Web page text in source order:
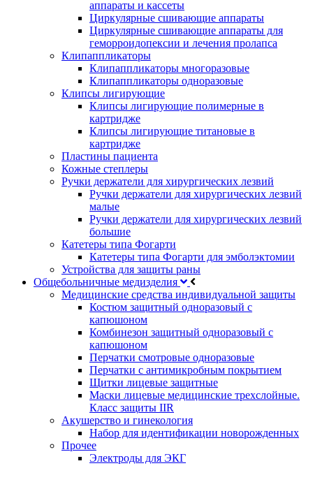
аппараты и кассеты
Циркулярные сшивающие аппараты
Циркулярные сшивающие аппараты для
геморроидопексии и лечения пролапса
Клипаппликаторы
Клипаппликаторы многоразовые
Клипаппликаторы одноразовые
Клипсы лигирующие
Клипсы лигирующие полимерные в
картридже
Клипсы лигирующие титановые в
картридже
Пластины пациента
Кожные степлеры
Ручки держатели для хирургических лезвий
Ручки держатели для хирургических лезвий
малые
Ручки держатели для хирургических лезвий
большие
Катетеры типа Фогарти
Катетеры типа Фогарти для эмболэктомии
Устройства для защиты раны
Общебольничные медизделия
Медицинские средства индивидуальной защиты
Костюм защитный одноразовый с
капюшоном
Комбинезон защитный одноразовый с
капюшоном
Перчатки смотровые одноразовые
Перчатки с антимикробным покрытием
Щитки лицевые защитные
Маски лицевые медицинские трехслойные.
Класс защиты IIR
Акушерство и гинекология
Набор для идентификации новорожденных
Прочее
Электроды для ЭКГ